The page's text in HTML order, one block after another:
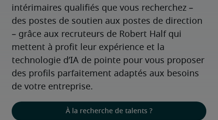
intérimaires qualifiés que vous recherchez –
des postes de soutien aux postes de direction
– grâce aux recruteurs de Robert Half qui
mettent à profit leur expérience et la
technologie d’IA de pointe pour vous proposer
des profils parfaitement adaptés aux besoins
de votre entreprise.
À la recherche de talents ?